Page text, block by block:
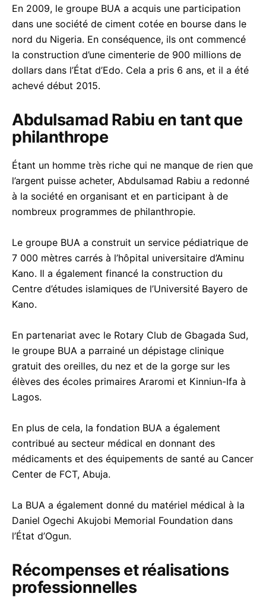
En 2009, le groupe BUA a acquis une participation
dans une société de ciment cotée en bourse dans le
nord du Nigeria. En conséquence, ils ont commencé
la construction d’une cimenterie de 900 millions de
dollars dans l’État d’Edo. Cela a pris 6 ans, et il a été
achevé début 2015.
Abdulsamad Rabiu en tant que
philanthrope
Étant un homme très riche qui ne manque de rien que
l’argent puisse acheter, Abdulsamad Rabiu a redonné
à la société en organisant et en participant à de
nombreux programmes de philanthropie.
Le groupe BUA a construit un service pédiatrique de
7 000 mètres carrés à l’hôpital universitaire d’Aminu
Kano. Il a également financé la construction du
Centre d’études islamiques de l’Université Bayero de
Kano.
En partenariat avec le Rotary Club de Gbagada Sud,
le groupe BUA a parrainé un dépistage clinique
gratuit des oreilles, du nez et de la gorge sur les
élèves des écoles primaires Araromi et Kinniun-Ifa à
Lagos.
En plus de cela, la fondation BUA a également
contribué au secteur médical en donnant des
médicaments et des équipements de santé au Cancer
Center de FCT, Abuja.
La BUA a également donné du matériel médical à la
Daniel Ogechi Akujobi Memorial Foundation dans
l’État d’Ogun.
Récompenses et réalisations
professionnelles